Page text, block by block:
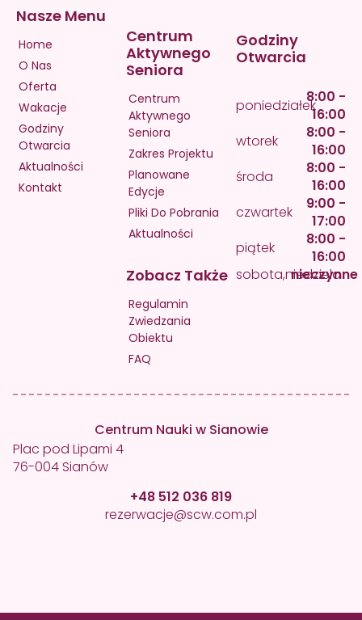
Nasze Menu
Home
O Nas
Oferta
Wakacje
Godziny
Otwarcia
Aktualności
Kontakt
Centrum
Aktywnego
Seniora
Centrum
Aktywnego
Seniora
Zakres Projektu
Planowane
Edycje
Pliki Do Pobrania
Aktualności
Zobacz Także
Regulamin
Zwiedzania
Obiektu
FAQ
Godziny
Otwarcia
poniedziałek8:00 -
16:00
wtorek
8:00 -
16:00
środa
8:00 -
16:00
czwartek
9:00 -
17:00
piątek
8:00 -
16:00
sobota,niedziela
nieczynne
Centrum Nauki w Sianowie
Plac pod Lipami 4
76-004 Sianów
+48 512 036 819
rezerwacje@scw.com.pl